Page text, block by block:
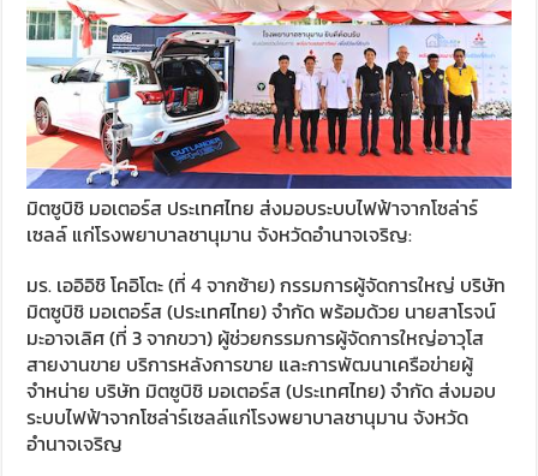
มิตซูบิชิ มอเตอร์ส ประเทศไทย ส่งมอบระบบไฟฟ้าจากโซล่าร์
เซลล์ แก่โรงพยาบาลชานุมาน จังหวัดอำนาจเจริญ:
มร. เออิอิชิ โคอิโตะ (ที่ 4 จากซ้าย) กรรมการผู้จัดการใหญ่ บริษัท
มิตซูบิชิ มอเตอร์ส (ประเทศไทย) จำกัด พร้อมด้วย นายสาโรจน์
มะอาจเลิศ (ที่ 3 จากขวา) ผู้ช่วยกรรมการผู้จัดการใหญ่อาวุโส
สายงานขาย บริการหลังการขาย และการพัฒนาเครือข่ายผู้
จำหน่าย บริษัท มิตซูบิชิ มอเตอร์ส (ประเทศไทย) จำกัด ส่งมอบ
ระบบไฟฟ้าจากโซล่าร์เซลล์แก่โรงพยาบาลชานุมาน จังหวัด
อำนาจเจริญ